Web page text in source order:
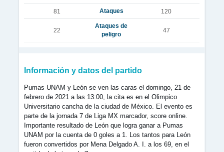
81 Ataques 120
22
Ataques de
peligro
47
Información y datos del partido
Pumas UNAM y León se ven las caras el domingo, 21 de
febrero de 2021 a las 13:00, la cita es en el Olimpico
Universitario cancha de la ciudad de México. El evento es
parte de la jornada 7 de Liga MX marcador, score online.
Importante resultado de León que logra ganar a Pumas
UNAM por la cuenta de 0 goles a 1. Los tantos para León
fueron convertidos por Mena Delgado A. I. a los 69, en el